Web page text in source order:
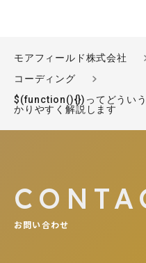
モアフィールド株式会社
コーディング
$(function(){})ってどうい
かりやすく解説します
お問い合わせ